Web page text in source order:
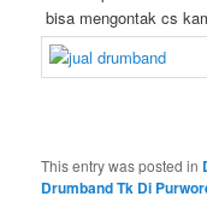
bisa mengontak cs
This entry was posted in
Drumband Tk Di